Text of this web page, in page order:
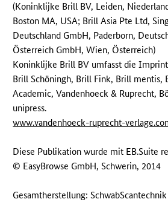
(Koninklijke Brill BV, Leiden,
Boston MA, USA; Brill Asia Pte Ltd,
Deutschland GmbH, Paderborn,
Österreich GmbH, Wien, Österreich)
Koninklijke Brill BV umfasst die
Brill Schöningh, Brill Fink, Brill mentis,
Academic, Vandenhoeck & Ruprecht,
unipress.
www.vandenhoeck-ruprecht-
Diese Publikation wurde mit EB.Suite
© EasyBrowse GmbH, Schwerin, 2014
Gesamtherstellung: